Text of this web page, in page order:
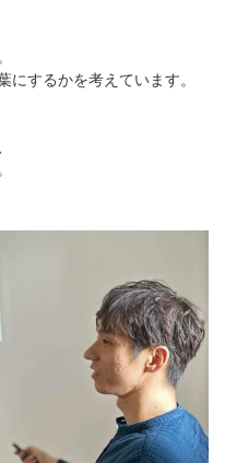
にするかを考えています。